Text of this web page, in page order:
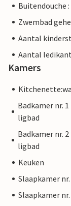
Buitendouche
Zwembad
Aantal
Aantal
Kamers
Badkamer nr.
ligbad
Badkamer nr.
ligbad
Keuken
Slaapkamer
Slaapkamer